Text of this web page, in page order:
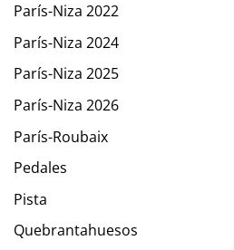
París-Niza 2022
París-Niza 2024
París-Niza 2025
París-Niza 2026
París-Roubaix
Pedales
Pista
Quebrantahuesos